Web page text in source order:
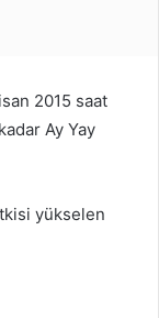
2015 saat
Ay Yay
yükselen